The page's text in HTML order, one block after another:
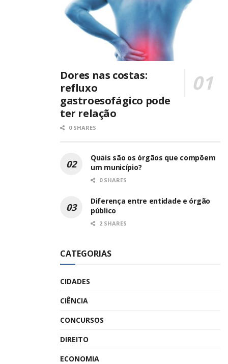
Dores nas costas:
refluxo
gastroesofágico pode
ter relação
0 SHARES
Quais são os órgãos que compõem
um município?
0 SHARES
Diferença entre entidade e órgão
público
2 SHARES
CATEGORIAS
CIDADES
CIÊNCIA
CONCURSOS
DIREITO
ECONOMIA